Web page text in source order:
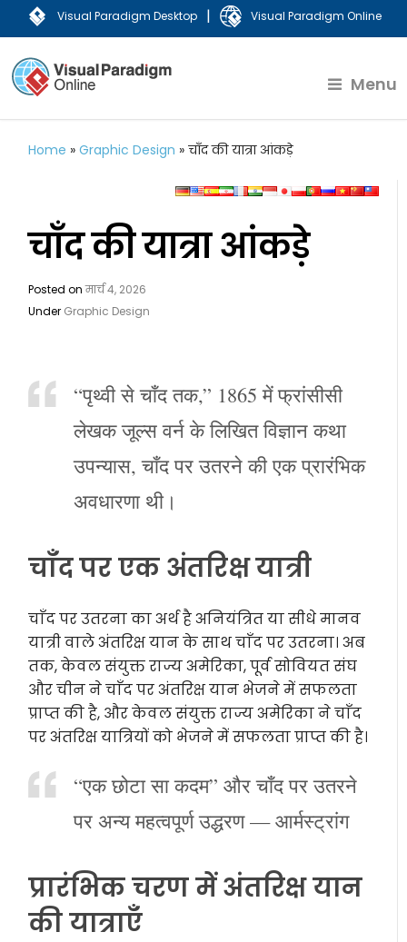
Visual Paradigm Desktop | Visual Paradigm Online
Menu
Home »Graphic Design »चाँद की यात्रा आंकड़े
चाँद की यात्रा आंकड़े
Posted onमार्च 4, 2026
Under Graphic Design
“पृथ्वी से चाँद तक,” 1865 में फ्रांसीसी
लेखक जूल्स वर्न के लिखित विज्ञान कथा
उपन्यास, चाँद पर उतरने की एक प्रारंभिक
अवधारणा थी।
चाँद पर एक अंतरिक्ष यात्री
चाँद पर उतरना का अर्थ है अनियंत्रित या सीधे मानव
यात्री वाले अंतरिक्ष यान के साथ चाँद पर उतरना। अब
तक, केवल संयुक्त राज्य अमेरिका, पूर्व सोवियत संघ
और चीन ने चाँद पर अंतरिक्ष यान भेजने में सफलता
प्राप्त की है, और केवल संयुक्त राज्य अमेरिका ने चाँद
पर अंतरिक्ष यात्रियों को भेजने में सफलता प्राप्त की है।
“एक छोटा सा कदम” और चाँद पर उतरने
पर अन्य महत्वपूर्ण उद्धरण — आर्मस्ट्रांग
प्रारंभिक चरण में अंतरिक्ष यान
की यात्राएँ